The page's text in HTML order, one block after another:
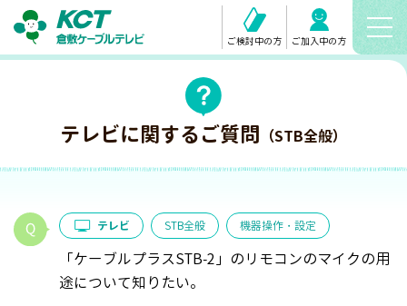
ご検討中の方 ご加入中の方
テレビに関するご質問 （STB全般）
テレビ STB全般 機器操作・設定
「ケーブルプラスSTB-2」のリモコンのマイクの用
途について知りたい。